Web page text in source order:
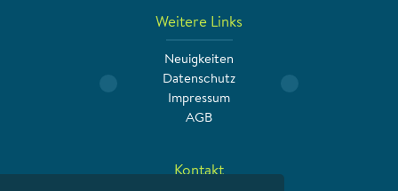
Weitere Links
Neuigkeiten
Datenschutz
Impressum
AGB
Kontakt